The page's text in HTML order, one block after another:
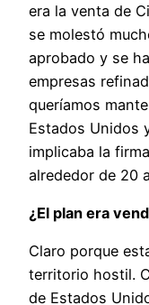
era la venta de
se molestó
aprobado y se
empresas
queríamos
Estados Unidos
implicaba la
alrededor de 20
¿El plan era
Claro porque
territorio hostil.
de Estados